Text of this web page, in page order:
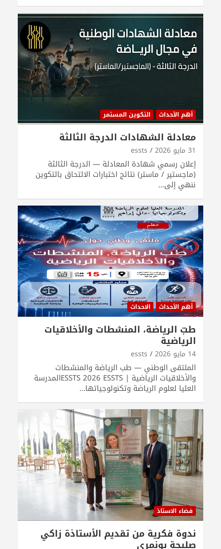
أهم الأحداث التكوين المستمر
معادلة الشهادات الدرجة الثالثة
31 مايو 2026 essts
إعلان رسمي شهادة المعادلة — الدرجة الثالثة
(ماجستير / ماستر) نتائج اختبارات الالتحاق بالتكوين
ننهي إلى…
أهم الأحداث الاحداث
طبّ الرياضة، المنشطات والأخلاقيات
الرياضية
14 مايو 2026 essts
الملتقى الوطني — طب الرياضة والمنشطات
والأخلاقيات الرياضية | ESSTS 2026 ESSTSالمدرسة
العليا لعلوم الرياضة وتكنولوجياتها…
فضاء الاستاذ
ندوة فكرية من تقديم الأستاذة زاكي
صليحة بونمري